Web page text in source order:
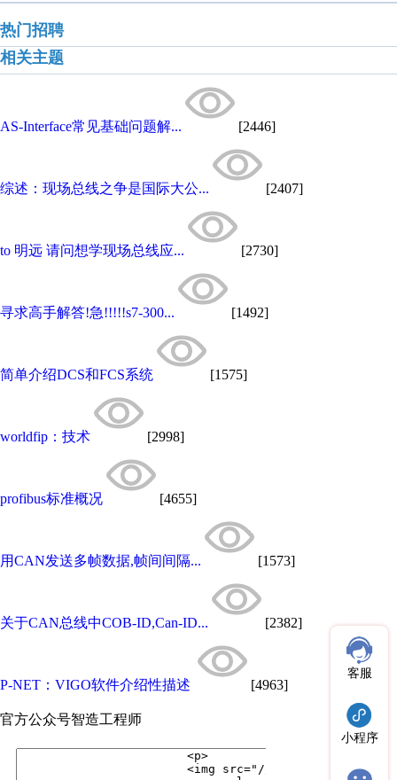
热门招聘
相关主题
AS-Interface常见基础问题解... [2446]
综述：现场总线之争是国际大公... [2407]
to 明远 请问想学现场总线应... [2730]
寻求高手解答!急!!!!!s7-300... [1492]
简单介绍DCS和FCS系统 [1575]
worldfip：技术 [2998]
profibus标准概况 [4655]
用CAN发送多帧数据,帧间间隔... [1573]
关于CAN总线中COB-ID,Can-ID... [2382]
P-NET：VIGO软件介绍性描述 [4963]
官方公众号智造工程师
客服
小程序